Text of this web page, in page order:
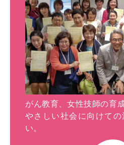
がん教育、女性技師の育
やさしい社会に向けて
い。